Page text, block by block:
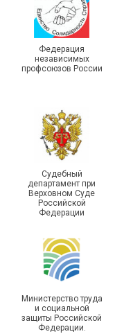
IX Туристический
Московской
организации
Чествование
боевых действий
Самарской области
Федерация
независимых
профсоюзов России
Судебный
департамент при
Верховном Суде
Российской
Федерации
Министерство труда
и социальной
защиты Российской
Федерации.